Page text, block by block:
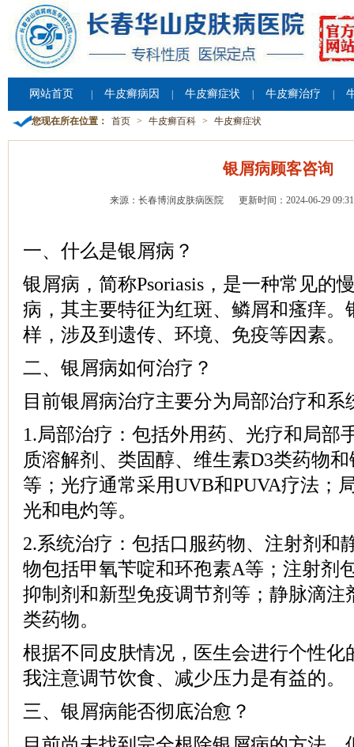
网站首页 牛皮癣病因 牛皮癣症状 牛皮癣治疗
您现在所在位置： 首页 > 牛皮癣百科 > 牛皮癣症状
银屑病顾客咨询
来源：长春博润皮肤病医院 更新时间：2024-06-29
一、什么是银屑病？
银屑病，简称Psoriasis，是一种常见的
病，其主要特征为红斑、鳞屑和瘙痒。
样，涉及到遗传、环境、免疫等因素。
二、银屑病如何治疗？
目前银屑病治疗主要分为局部治疗和系
1.局部治疗：包括外用药、光疗和局部
质溶解剂、类固醇、维生素D3类药物
等；光疗通常采用UVB和PUVA疗法；
光和电灼等。
2.系统治疗：包括口服药物、注射剂和
物包括甲氧苄啶和环孢素A等；注射剂
抑制剂和新型免疫调节剂等；静脉滴注
类药物。
根据不同皮肤情况，医生会进行个性化
我注意调节饮食、减少压力是有益的。
三、银屑病能否彻底治愈？